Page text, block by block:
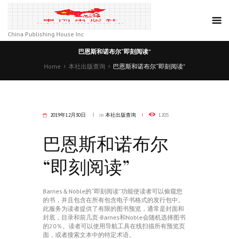
China Publishing House Inc
巴恩斯和诺布尔“即刻阅读”
Home
本社出版查询 巴恩斯和诺布尔“即刻阅读”
2019年12月30日 in 本社出版查询 1205
巴恩斯和诺布尔
“即刻阅读”
Barnes＆Noble的“即刻阅读”功能使读者可以偷窥您
的书，并且包含在所有包含电子书格式的发行包中。
此服务为读者提供了有限的图书预览，通常是封面和
封底，目录和前几页-Barnes和Noble会随机选择图书
的20％。读者可以使用导航工具在线扫描所有预览页
面，或者搜索文本中的特定术语。